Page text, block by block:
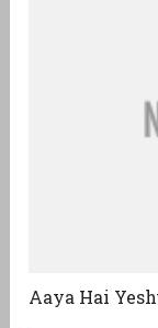
Aaya Hai